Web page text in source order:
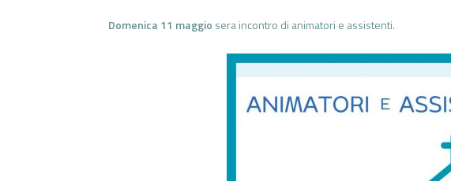
Domenica 11 maggio sera incontro di animatori e assistenti.